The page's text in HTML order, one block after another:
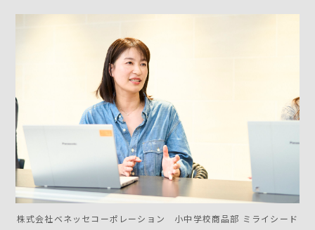
株式会社ベネッセコーポレーション 小中学校商品部 ミライシード